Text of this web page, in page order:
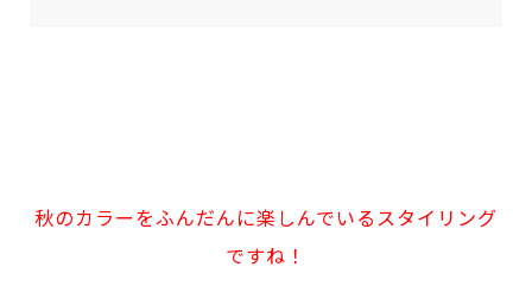
秋のカラーをふんだんに楽しんでいるスタイリング
ですね！